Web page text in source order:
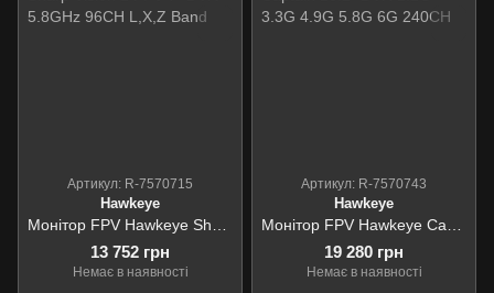
Артикул: R-7570715
Hawkeye
13 752 грн
Немає в наявності
Артикул: R-7570743
Hawkeye
19 280 грн
Немає в наявності